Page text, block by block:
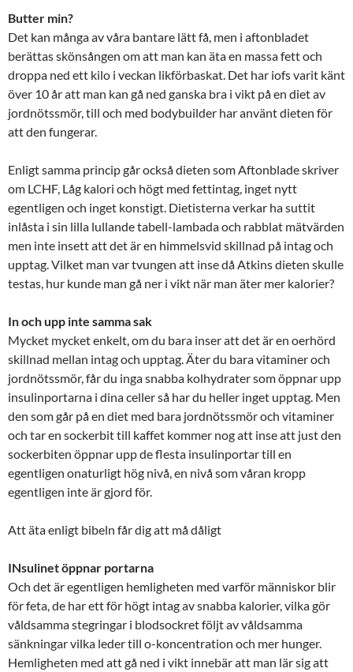
Butter min?
Det kan många av våra bantare lätt få, men i aftonbladet
berättas skönsången om att man kan äta en massa fett och
droppa ned ett kilo i veckan likförbaskat. Det har iofs varit känt
över 10 år att man kan gå ned ganska bra i vikt på en diet av
jordnötssmör, till och med bodybuilder har använt dieten för
att den fungerar.
Enligt samma princip går också dieten som Aftonblade skriver
om LCHF, Låg kalori och högt med fettintag, inget nytt
egentligen och inget konstigt. Dietisterna verkar ha suttit
inlåsta i sin lilla lullande tabell-lambada och rabblat mätvärden
men inte insett att det är en himmelsvid skillnad på intag och
upptag. Vilket man var tvungen att inse då Atkins dieten skulle
testas, hur kunde man gå ner i vikt när man äter mer kalorier?
In och upp inte samma sak
Mycket mycket enkelt, om du bara inser att det är en oerhörd
skillnad mellan intag och upptag. Äter du bara vitaminer och
jordnötssmör, får du inga snabba kolhydrater som öppnar upp
insulinportarna i dina celler så har du heller inget upptag. Men
den som går på en diet med bara jordnötssmör och vitaminer
och tar en sockerbit till kaffet kommer nog att inse att just den
sockerbiten öppnar upp de flesta insulinportar till en
egentligen onaturligt hög nivå, en nivå som våran kropp
egentligen inte är gjord för.
Att äta enligt bibeln får dig att må dåligt
INsulinet öppnar portarna
Och det är egentligen hemligheten med varför människor blir
för feta, de har ett för högt intag av snabba kalorier, vilka gör
våldsamma stegringar i blodsockret följt av våldsamma
sänkningar vilka leder till o-koncentration och mer hunger.
Hemligheten med att gå ned i vikt innebär att man lär sig att